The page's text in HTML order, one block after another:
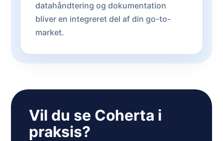
datahåndtering og dokumentation
bliver en integreret del af din go-to-
market.
Vil du se Coherta i
praksis?